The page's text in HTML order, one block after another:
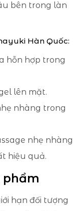
bên trong làn
Hàn Quốc:
hỗn hợp trong
lên mặt.
nhàng trong
nhẹ nhàng
hiệu quả.
phẩm
hạn đối tượng